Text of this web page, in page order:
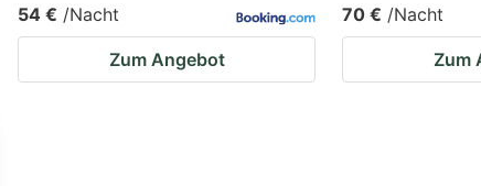
54 € /Nacht
Zum Angebot
70 € /Nacht
Zum